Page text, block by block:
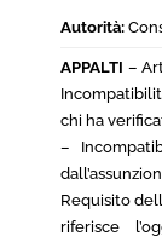
Autorità:
APPALTI –
chi ha
–
Requisito
riferisce